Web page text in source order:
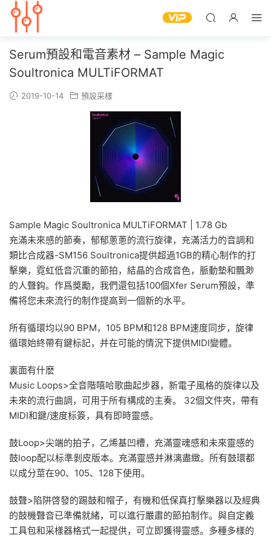
Serum預設和電音素材 – Sample Magic
Soultronica MULTiFORMAT
2019-10-14 預設采樣
Sample Magic Soultronica MULTiFORMAT | 1.78 Gb
充滿未來感的節奏，郁郁蔥蔥的流行旋律，充滿活力的音調和
類比合成器-SM156 Soultronica提供超過1GB的精心制作的打
擊樂，霓虹低音沉重的節拍，結晶的合成音色，脈動墊和飄渺
的人聲鈎。作爲獎勵，我們還包括100個Xfer Serum預設，準
備将您未來流行的制作提高到一個新的水平。
所有循環均以90 BPM，105 BPM和128 BPM速度同步，旋律
循環始終帶有鍵标記，并在可能的情況下提供MIDI變體。
裏面有什麽
Music Loops>全音階嘻哈歌曲起步器，新電子風格的旋律以及
未來的流行曲調，可用于所有構成的主奏。 32個文件夾，帶有
MIDI和鍵/速度标簽，具有即時靈感。
鼓Loop>尖端的拍子，乙烯基凹槽，充滿靈魂感和未來靈感的
鼓loop配以标準剝皮版本。充滿靈感并淋漓盡緻。所有鼓環都
以成分莖在90、105、128下使用。
鼓聲>陷阱啓發的踢鼓和帽子，有機和低保真打擊樂器以及經典
的鼓機聲音已準備就緒，可以進行嚴肅的節拍制作。與自定義
工具包和采樣器格式一起提供，可立即獲得靈感。多種多樣的